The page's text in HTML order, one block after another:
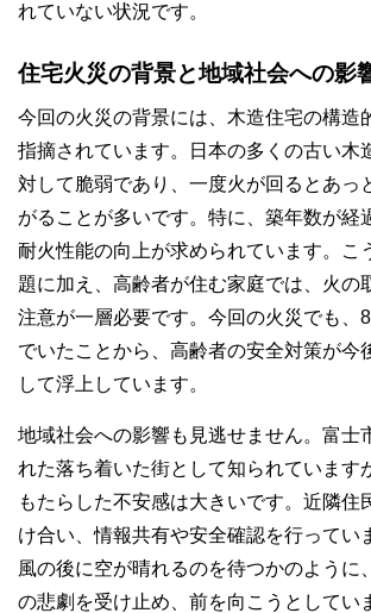
れていない状況です。
住宅火災の背景と地域社会への影
今回の火災の背景には、木造住宅の構造
指摘されています。日本の多くの古い木
対して脆弱であり、一度火が回るとあっ
がることが多いです。特に、築年数が経
耐火性能の向上が求められています。こ
題に加え、高齢者が住む家庭では、火の
注意が一層必要です。今回の火災でも、
でいたことから、高齢者の安全対策が今
して浮上しています。
地域社会への影響も見逃せません。富士
れた落ち着いた街として知られています
もたらした不安感は大きいです。近隣住
け合い、情報共有や安全確認を行ってい
風の後に空が晴れるのを待つかのように
の悲劇を受け止め、前を向こうとしてい